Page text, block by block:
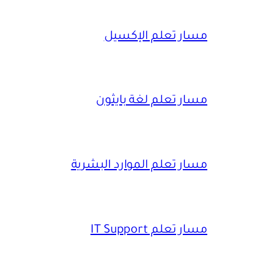
مسار تعلم الإكسيل
مسار تعلم لغة بايثون
مسار تعلم الموارد البشرية
مسار تعلم IT Support